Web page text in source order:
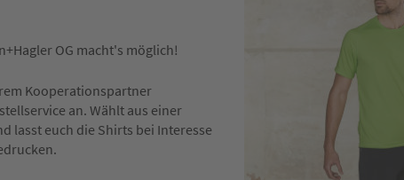
OG macht's möglich!
Kooperationspartner
an. Wählt aus einer
lasst euch die Shirts bei Interesse